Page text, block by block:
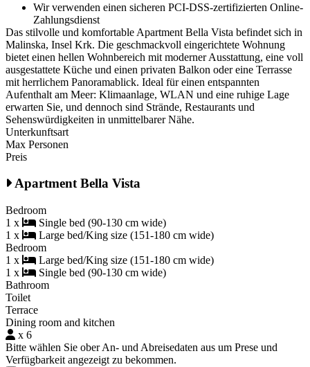
Wir verwenden einen sicheren PCI-DSS-zertifizierten Online-
Zahlungsdienst
Das stilvolle und komfortable Apartment Bella Vista befindet sich in
Malinska, Insel Krk. Die geschmackvoll eingerichtete Wohnung
bietet einen hellen Wohnbereich mit moderner Ausstattung, eine voll
ausgestattete Küche und einen privaten Balkon oder eine Terrasse
mit herrlichem Panoramablick. Ideal für einen entspannten
Aufenthalt am Meer: Klimaanlage, WLAN und eine ruhige Lage
erwarten Sie, und dennoch sind Strände, Restaurants und
Sehenswürdigkeiten in unmittelbarer Nähe.
Unterkunftsart
Max Personen
Preis
Apartment Bella Vista
Bedroom
1 x
Single bed (90-130 cm wide)
1 x
Large bed/King size (151-180 cm wide)
Bedroom
1 x
Large bed/King size (151-180 cm wide)
1 x
Single bed (90-130 cm wide)
Bathroom
Toilet
Terrace
Dining room and kitchen
x 6
Bitte wählen Sie ober An- und Abreisedaten aus um Prese und
Verfügbarkeit angezeigt zu bekommen.